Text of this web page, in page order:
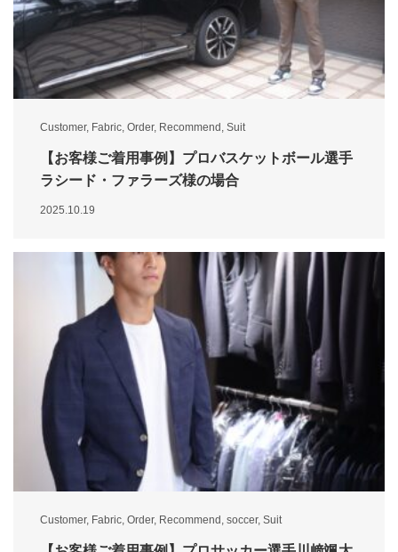
Customer, Fabric Order, Recommend Suit
【お客様ご着用事例】プロバスケットボール選手
ラシード・ファラーズ様の場合
2025.10.19
Customer, Fabric, Order, Recommend , soccer, Suit